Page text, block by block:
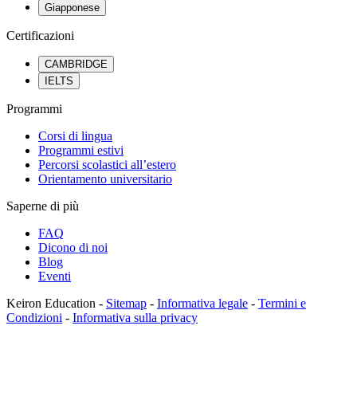
Giapponese
Certificazioni
CAMBRIDGE
IELTS
Programmi
Corsi di lingua
Programmi estivi
Percorsi scolastici all’estero
Orientamento universitario
Saperne di più
FAQ
Dicono di noi
Blog
Eventi
Keiron Education - Sitemap - Informativa legale - Termini e
Condizioni - Informativa sulla privacy